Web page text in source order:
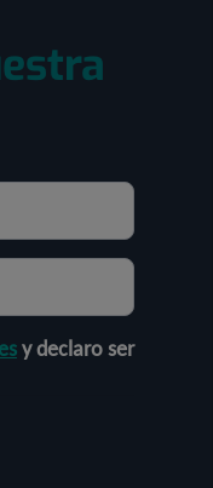
y declaro ser